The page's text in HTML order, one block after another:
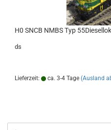
H0 SNCB NMBS Typ
ds
Lieferzeit: ca. 3-4 Tage (Ausland